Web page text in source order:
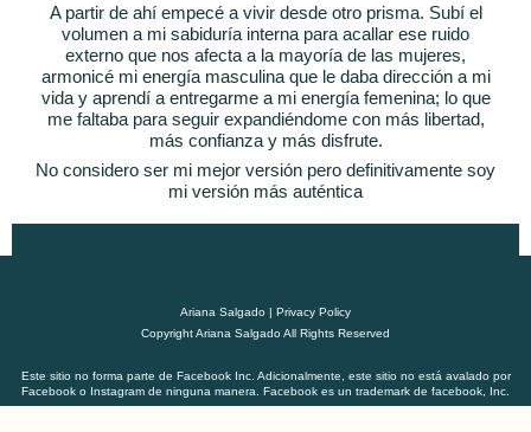
A partir de ahí empecé a vivir desde otro prisma. Subí el
volumen a mi sabiduría interna para acallar ese ruido
externo que nos afecta a la mayoría de las mujeres,
armonicé mi energía masculina que le daba dirección a mi
vida y aprendí a entregarme a mi energía femenina; lo que
me faltaba para seguir expandiéndome con más libertad,
más confianza y más disfrute.
No considero ser mi mejor versión pero definitivamente soy
mi versión más auténtica
Ariana Salgado | Privacy Policy
Copyright Ariana Salgado All Rights Reserved
Este sitio no forma parte de Facebook Inc. Adicionalmente, este sitio no está avalado por
Facebook o Instagram de ninguna manera. Facebook es un trademark de facebook, Inc.